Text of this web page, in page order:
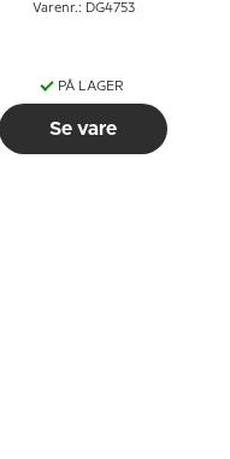
Varenr.: DG4753
PÅ LAGER
Se vare